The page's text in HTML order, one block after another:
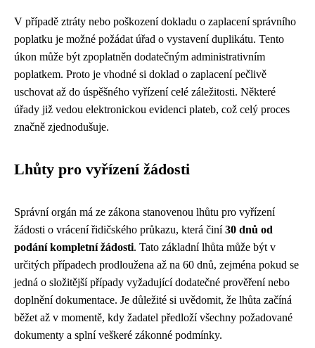
V případě ztráty nebo poškození dokladu o zaplacení správního
poplatku je možné požádat úřad o vystavení duplikátu. Tento
úkon může být zpoplatněn dodatečným administrativním
poplatkem. Proto je vhodné si doklad o zaplacení pečlivě
uschovat až do úspěšného vyřízení celé záležitosti. Některé
úřady již vedou elektronickou evidenci plateb, což celý proces
značně zjednodušuje.
Lhůty pro vyřízení žádosti
Správní orgán má ze zákona stanovenou lhůtu pro vyřízení
žádosti o vrácení řidičského průkazu, která činí30 dnů od
podání kompletní žádosti. Tato základní lhůta může být v
určitých případech prodloužena až na 60 dnů, zejména pokud se
jedná o složitější případy vyžadující dodatečné prověření nebo
doplnění dokumentace. Je důležité si uvědomit, že lhůta začíná
běžet až v momentě, kdy žadatel předloží všechny požadované
dokumenty a splní veškeré zákonné podmínky.